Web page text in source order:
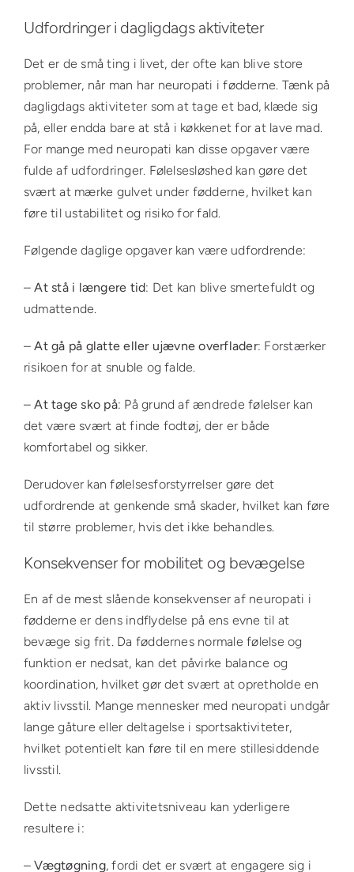
Udfordringer i dagligdags aktiviteter
Det er de små ting i livet, der ofte kan blive store
problemer, når man har neuropati i fødderne. Tænk på
dagligdags aktiviteter som at tage et bad, klæde sig
på, eller endda bare at stå i køkkenet for at lave mad.
For mange med neuropati kan disse opgaver være
fulde af udfordringer. Følelsesløshed kan gøre det
svært at mærke gulvet under fødderne, hvilket kan
føre til ustabilitet og risiko for fald.
Følgende daglige opgaver kan være udfordrende:
–At stå i længere tid: Det kan blive smertefuldt og
udmattende.
–At gå på glatte eller ujævne overflader: Forstærker
risikoen for at snuble og falde.
–At tage sko på: På grund af ændrede følelser kan
det være svært at finde fodtøj, der er både
komfortabel og sikker.
Derudover kan følelsesforstyrrelser gøre det
udfordrende at genkende små skader, hvilket kan føre
til større problemer, hvis det ikke behandles.
Konsekvenser for mobilitet og bevægelse
En af de mest slående konsekvenser af neuropati i
fødderne er dens indflydelse på ens evne til at
bevæge sig frit. Da føddernes normale følelse og
funktion er nedsat, kan det påvirke balance og
koordination, hvilket gør det svært at opretholde en
aktiv livsstil. Mange mennesker med neuropati undgår
lange gåture eller deltagelse i sportsaktiviteter,
hvilket potentielt kan føre til en mere stillesiddende
livsstil.
Dette nedsatte aktivitetsniveau kan yderligere
resultere i:
–Vægtøgning, fordi det er svært at engagere sig i